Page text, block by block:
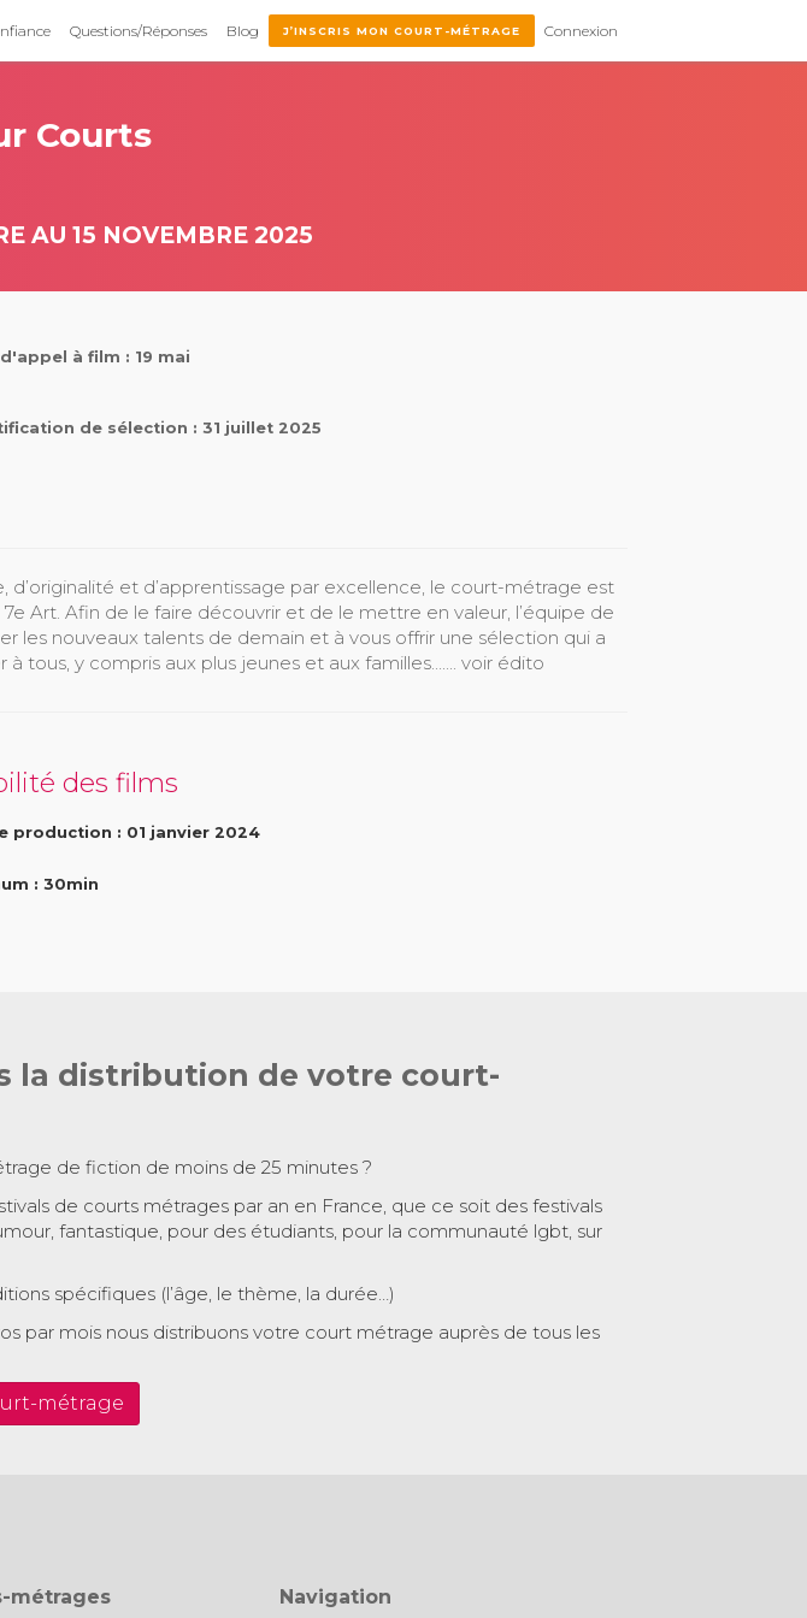
Questions/Réponses Blog J’INSCRIS MON COURT-MÉTRAGE Connexion
Courts
AU 15 NOVEMBRE 2025
à film : 19 mai
de sélection : 31 juillet 2025
d’originalité et d’apprentissage par excellence, le court-métrage est
Art. Afin de le faire découvrir et de le mettre en valeur, l’équipe de
les nouveaux talents de demain et à vous offrir une sélection qui a
à tous, y compris aux plus jeunes et aux familles....... voir édito
des films
production : 01 janvier 2024
: 30min
la distribution de votre court-
de fiction de moins de 25 minutes ?
de courts métrages par an en France, que ce soit des festivals
fantastique, pour des étudiants, pour la communauté lgbt, sur
spécifiques (l’âge, le thème, la durée…)
par mois nous distribuons votre court métrage auprès de tous les
métrage
métrages Navigation